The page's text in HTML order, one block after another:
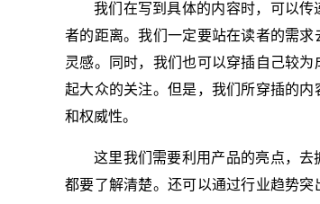
我们在写到具体的内容时，可以
者的距离。我们一定要站在读者的需
灵感。同时，我们也可以穿插自己较
起大众的关注。但是，我们所穿插的
和权威性。
这里我们需要利用产品的亮点，
都要了解清楚。还可以通过行业趋势